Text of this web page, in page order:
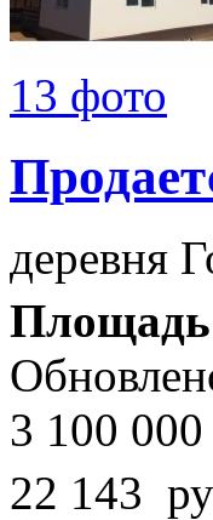
13 фото
деревня
3 100 000
22 143